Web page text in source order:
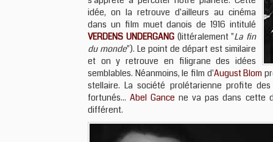
idée, on la retrouve d'ailleurs au cinéma
dans un film muet danois de 1916 intitulé
VERDENS UNDERGANG(littéralement "La fin
du monde"). Le point de départ est similaire
et on y retrouve en filigrane des idées
semblables. Néanmoins, le film d'August Blom
stellaire. La société prolétarienne profite
fortunés...Abel Gance ne va pas dans cette
différent.